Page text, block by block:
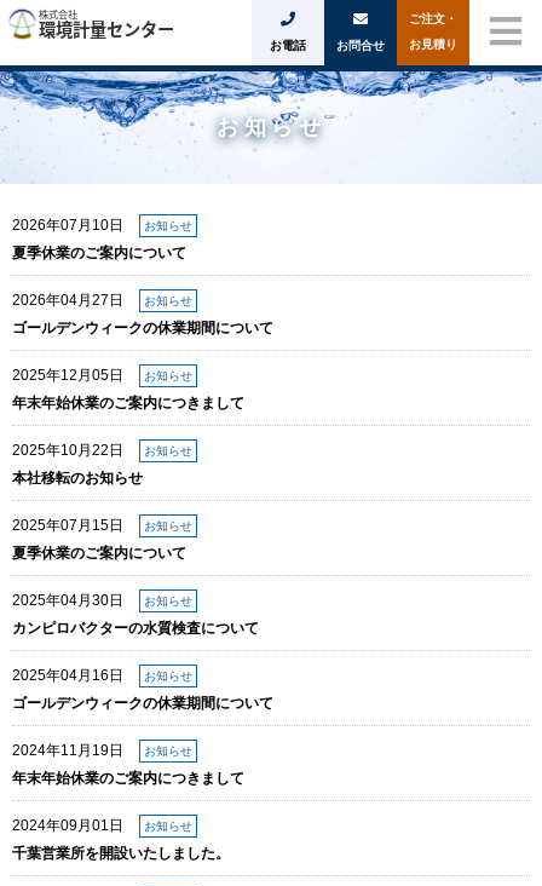
ご注文・
お見積り
お問合せ
お電話
お知らせ
2026年07月10日 お知らせ
夏季休業のご案内について
2026年04月27日 お知らせ
ゴールデンウィークの休業期間について
2025年12月05日 お知らせ
年末年始休業のご案内につきまして
2025年10月22日 お知らせ
本社移転のお知らせ
2025年07月15日 お知らせ
夏季休業のご案内について
2025年04月30日 お知らせ
カンピロバクターの水質検査について
2025年04月16日 お知らせ
ゴールデンウィークの休業期間について
2024年11月19日 お知らせ
年末年始休業のご案内につきまして
2024年09月01日 お知らせ
千葉営業所を開設いたしました。